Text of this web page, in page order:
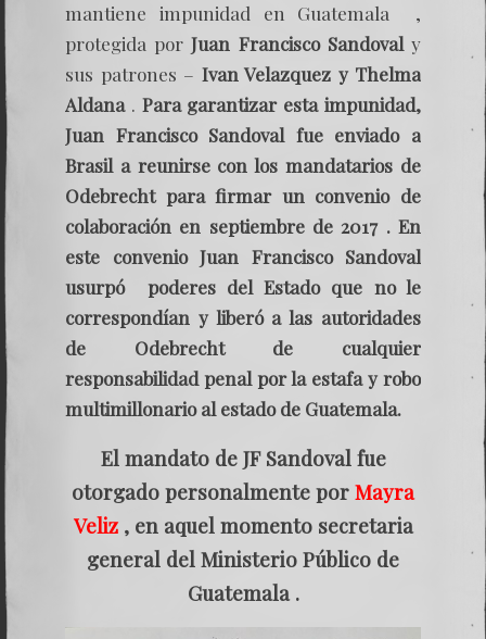
mantiene impunidad en Guatemala ,
protegida porJuan Francisco Sandovaly
sus patrones – Ivan Velazquez y Thelma
Aldana. Para garantizar esta impunidad,
Juan Francisco Sandoval fue enviado a
Brasil a reunirse con los mandatarios de
Odebrecht para firmar un convenio de
colaboración en septiembre de 2017 . En
este convenio Juan Francisco Sandoval
usurpó poderes del Estado que no le
correspondían y liberó a las autoridades
de Odebrecht de cualquier
responsabilidad penal por la estafa y robo
multimillonario al estado de Guatemala.
El mandato de JF Sandoval fue
otorgado personalmente por Mayra
Veliz, en aquel momento secretaria
general del Ministerio Público de
Guatemala .